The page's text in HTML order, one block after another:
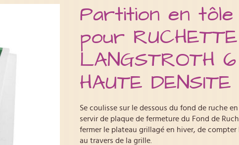
Partition en tôle
pour RUCHETTE
LANGSTROTH
HAUTE DENSITE
Se coulisse sur le dessous du fond de ruche
servir de plaque de fermeture du Fond de
fermer le plateau grillagé en hiver, de
au travers de la grille.